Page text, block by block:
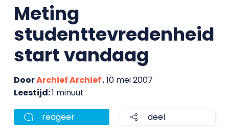
Meting
studenttevredenheid
start vandaag
DoorArchief Archief, 10 mei 2007
Leestijd:1 minuut
reageer deel